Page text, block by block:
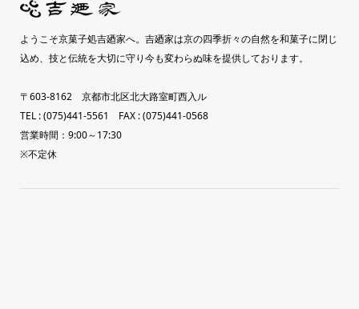
ようこそ京菓子処吉廼家へ。吉廼家は京の四季折々の自然を和菓子に閉じ
込め、技と伝統を大切に守り今も変わらぬ味を提供しております。
〒603-8162 京都市北区北大路室町西入ル
TEL : (075)441-5561 FAX : (075)441-0568
営業時間：9:00～17:30
※不定休